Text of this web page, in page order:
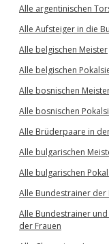
Alle argentinischen
Alle Aufsteiger in die
Alle belgischen Meister
Alle belgischen
Alle bosnischen
Alle bosnischen
Alle Brüderpaare in
Alle bulgarischen
Alle bulgarischen
Alle Bundestrainer
Alle Bundestrainer
der Frauen